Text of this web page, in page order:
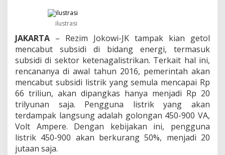
e
n
a
b
u
t
a
n
S
u
b
ilustrasi
JAKARTA – Rezim Jokowi-JK tampak kian getol
mencabut subsidi di bidang energi, termasuk
subsidi di sektor ketenagalistrikan. Terkait hal ini,
rencananya di awal tahun 2016, pemerintah akan
mencabut subsidi listrik yang semula mencapai Rp
66 triliun, akan dipangkas hanya menjadi Rp 20
trilyunan saja. Pengguna listrik yang akan
terdampak langsung adalah golongan 450-900 VA,
Volt Ampere. Dengan kebijakan ini, pengguna
listrik 450-900 akan berkurang 50%, menjadi 20
jutaan saja.